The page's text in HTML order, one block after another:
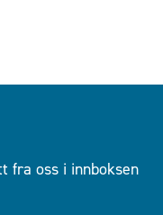
fra oss i innboksen